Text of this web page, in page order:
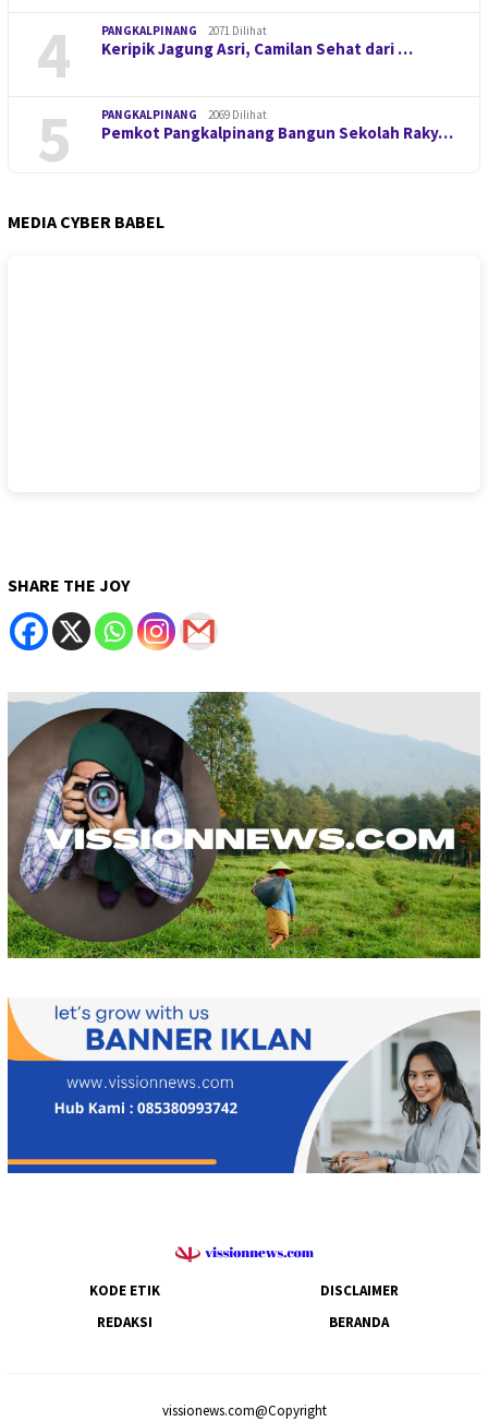
4 PANGKALPINANG 2071 Dilihat
Keripik Jagung Asri, Camilan Sehat dari …
5 PANGKALPINANG 2069 Dilihat
Pemkot Pangkalpinang Bangun Sekolah Raky…
MEDIA CYBER BABEL
SHARE THE JOY
KODE ETIK
DISCLAIMER
REDAKSI
BERANDA
vissionews.com@Copyright